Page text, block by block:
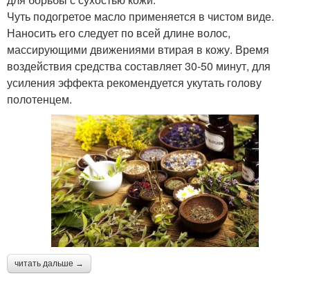
Чуть подогретое масло применяется в чистом виде.
Наносить его следует по всей длине волос,
массирующими движениями втирая в кожу. Время
воздействия средства составляет 30-50 минут, для
усиления эффекта рекомендуется укутать голову
полотенцем.
читать дальше →